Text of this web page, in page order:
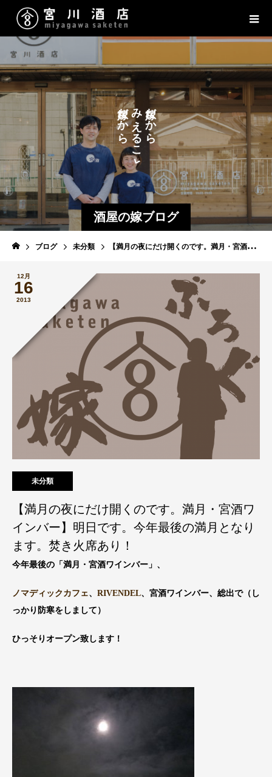
酒屋の嫁ブログ
だ
か
ら
み
え
る
こ
と
だ
か
ら
た
の
し
め
ブログ 未分類 【満月の夜にだけ開くのです。満月・宮酒ワインバー】明日です。今年最後の満月となります。焚き火席あり！
12月
16
2013
未分類
【満月の夜にだけ開くのです。満月・宮酒ワ
インバー】明日です。今年最後の満月となり
ます。焚き火席あり！
今年最後の「満月・宮酒ワインバー」、
ノマディックカフェ、 RIVENDEL、宮酒ワインバー、総出で（し
っかり防寒をしまして）
ひっそりオープン致します！